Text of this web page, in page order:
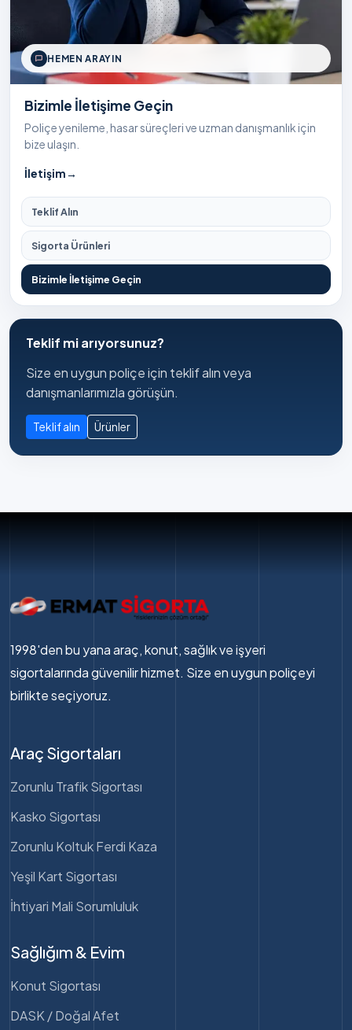
HEMEN ARAYIN
Bizimle İletişime Geçin
Poliçe yenileme, hasar süreçleri ve uzman danışmanlık için
bize ulaşın.
İletişim→
Teklif Alın
Sigorta Ürünleri
Bizimle İletişime Geçin
Teklif mi arıyorsunuz?
Size en uygun poliçe için teklif alın veya
danışmanlarımızla görüşün.
Teklif alın Ürünler
1998'den bu yana araç, konut, sağlık ve işyeri
sigortalarında güvenilir hizmet. Size en uygun poliçeyi
birlikte seçiyoruz.
Araç Sigortaları
Zorunlu Trafik Sigortası
Kasko Sigortası
Zorunlu Koltuk Ferdi Kaza
Yeşil Kart Sigortası
İhtiyari Mali Sorumluluk
Sağlığım & Evim
Konut Sigortası
DASK / Doğal Afet